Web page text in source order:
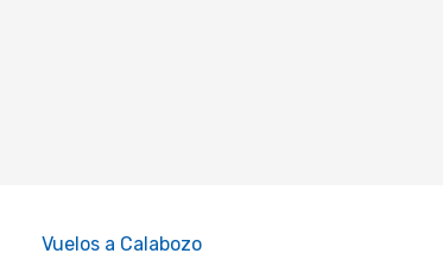
Vuelos a Calabozo